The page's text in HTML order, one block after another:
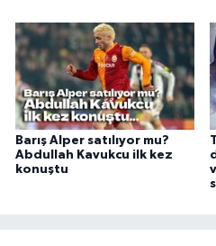
Barış Alper satılıyor mu?
Abdullah Kavukcu ilk kez
konuştu